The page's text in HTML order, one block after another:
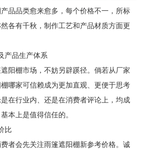
品品类愈来愈多，每个价格不一，所标
各有千秋，制作工艺和产品材质方面更
产品生产体系
阳棚市场，不妨另辟蹊径。倘若从厂家
哪家可信赖成为更加直观、更便于思考
在行业内、还是在消费者评论上，均成
本上是值得信任的。
比
者会先关注雨篷遮阳棚新参考价格。诚